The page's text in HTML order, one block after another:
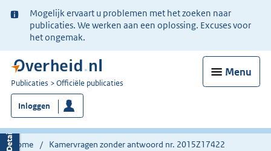
Ter
informatie:
Mogelijk ervaart u problemen met het zoeken naar
publicaties. We werken aan een oplossing. Excuses voor
het ongemak.
Menu
U
bent
nu
hier:
Publicaties Officiële publicaties
Inloggen
Home Kamervragen zonder antwoord nr. 2015Z17422